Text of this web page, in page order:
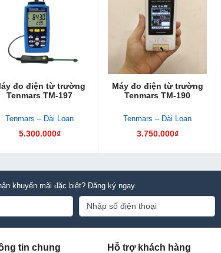
đo điện từ trường
Tenmars TM-197
Tenmars – Đài Loan
5.300.000₫
Máy đo điện từ trường
Tenmars TM-190
Tenmars – Đài Loan
3.750.000₫
khuyến mãi đặc biệt? Đăng ký ngay.
tin chung Hỗ trợ khách hàng